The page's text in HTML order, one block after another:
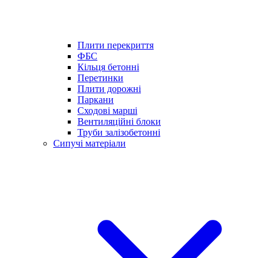
Плити перекриття
ФБС
Кільця бетонні
Перетинки
Плити дорожні
Паркани
Сходові марші
Вентиляційні блоки
Труби залізобетонні
Сипучі матеріали